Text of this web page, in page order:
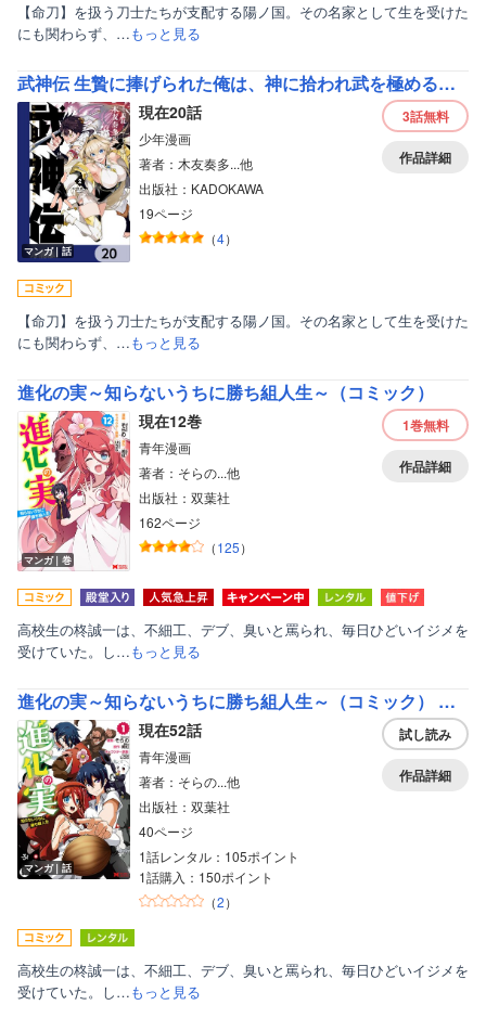
【命刀】を扱う刀士たちが支配する陽ノ国。その名家として生を受けた
にも関わらず、…もっと見る
武神伝 生贄に捧げられた俺は、神に拾われ武を極める【分冊版】
マンガ｜話
現在20話
少年漫画
著者：木友奏多...他
出版社：KADOKAWA
19ページ
（4）
3話無料
作品詳細
【命刀】を扱う刀士たちが支配する陽ノ国。その名家として生を受けた
にも関わらず、…もっと見る
進化の実～知らないうちに勝ち組人生～（コミック）
マンガ｜巻
現在12巻
青年漫画
著者：そらの...他
出版社：双葉社
162ページ
（125）
1巻無料
作品詳細
高校生の柊誠一は、不細工、デブ、臭いと罵られ、毎日ひどいイジメを
受けていた。し…もっと見る
進化の実～知らないうちに勝ち組人生～（コミック） 分冊版
マンガ｜話
現在52話
青年漫画
著者：そらの...他
出版社：双葉社
40ページ
1話レンタル：105ポイント
1話購入：150ポイント
（2）
試し読み
作品詳細
高校生の柊誠一は、不細工、デブ、臭いと罵られ、毎日ひどいイジメを
受けていた。し…もっと見る